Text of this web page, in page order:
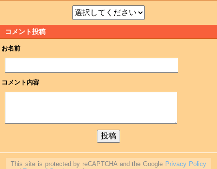
コメント投稿
お名前
コメント内容
This site is protected by reCAPTCHA and the Google Privacy Policy